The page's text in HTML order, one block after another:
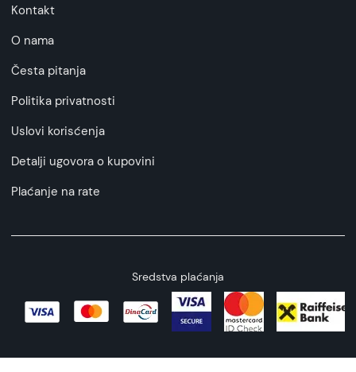
Kontakt
O nama
Česta pitanja
Politika privatnosti
Uslovi korisćenja
Detalji ugovora o kupovini
Plaćanje na rate
Sredstva plaćanja